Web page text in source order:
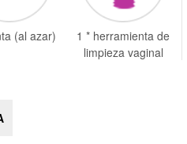
(al azar)
1 * herramienta de
limpieza vaginal